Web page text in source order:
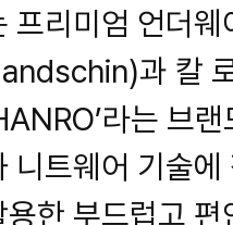
프리미엄 언더
과 칼
라는 브
니트웨어 기술
용한 부드럽고